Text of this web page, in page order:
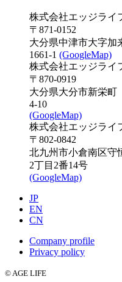
株式会社エッジライ
〒871-0152
大分県中津市大字加
1661-1 (GoogleMap)
株式会社エッジライ
〒870-0919
大分県大分市新栄町
4-10
(GoogleMap)
株式会社エッジライ
〒802-0842
北九州市小倉南区守
2丁目2番14号
(GoogleMap)
JP
EN
CN
Company profile
Privacy policy
© AGE LIFE